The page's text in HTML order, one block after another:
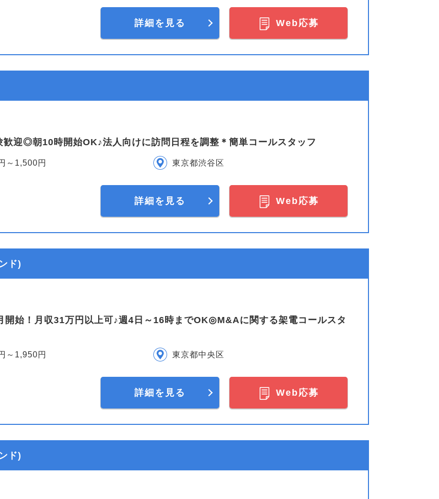
詳細を見る Web応募
歓迎◎朝10時開始OK♪法人向けに訪問日程を調整＊簡単コールスタッフ
～1,500円 東京都渋谷区
詳細を見る Web応募
ド)
開始！月収31万円以上可♪週4日～16時までOK◎M&Aに関する架電コールスタ
～1,950円 東京都中央区
詳細を見る Web応募
ド)